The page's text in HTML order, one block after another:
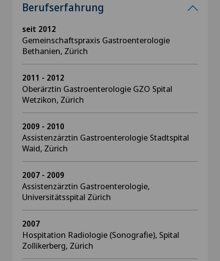
Berufserfahrung
seit 2012
Gemeinschaftspraxis Gastroenterologie
Bethanien, Zürich
2011 - 2012
Oberärztin Gastroenterologie GZO Spital
Wetzikon, Zürich
2009 - 2010
Assistenzärztin Gastroenterologie Stadtspital
Waid, Zürich
2007 - 2009
Assistenzärztin Gastroenterologie,
Universitätsspital Zürich
2007
Hospitation Radiologie (Sonografie), Spital
Zollikerberg, Zürich